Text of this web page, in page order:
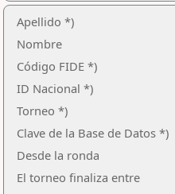
Apellido *)
Nombre
Código FIDE *)
ID Nacional *)
Torneo *)
Clave de la Base de Datos *)
Desde la ronda
El torneo finaliza entre